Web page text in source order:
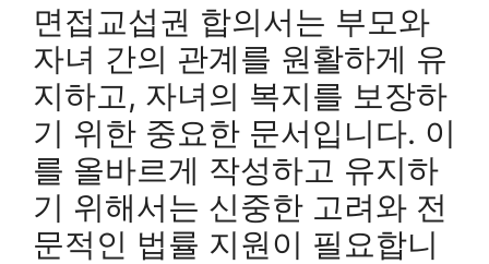
면접교섭권 합의서는 부모와
자녀 간의 관계를 원활하게 유
지하고, 자녀의 복지를 보장하
기 위한 중요한 문서입니다. 이
를 올바르게 작성하고 유지하
기 위해서는 신중한 고려와 전
문적인 법률 지원이 필요합니